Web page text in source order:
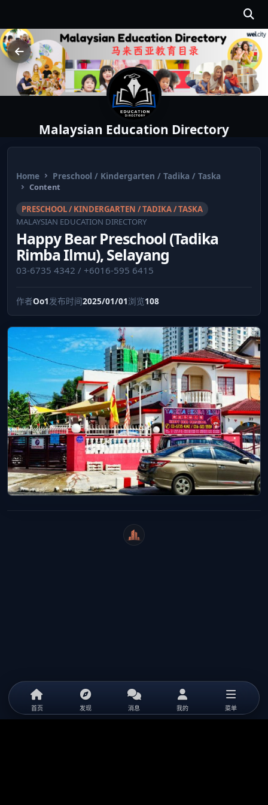
Malaysian Education Directory
Home Preschool / Kindergarten / Tadika / Taska
Content
PRESCHOOL / KINDERGARTEN / TADIKA / TASKA
MALAYSIAN EDUCATION DIRECTORY
Happy Bear Preschool (Tadika
Rimba Ilmu), Selayang
03-6735 4342 / +6016-595 6415
作者Oo1发布时间2025/01/01浏览108
WeiCity
首页 发现 消息 我的 菜单